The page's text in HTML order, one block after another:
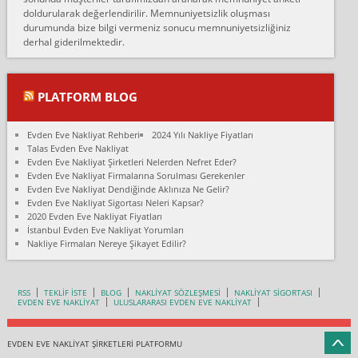
Fatih kokmese:
Diyarbakır dan eşyamı getirtmek için anlaştım sözleşme yaptım.
Son anda fiyat artırdılar.. mecburiyetten tasittim.. bu kişiler ağrılı
Ali:
olduk. Asansörlü dediler sonra uraya asansör kurulmaz dediler
fark istediler. ortada asa...
Nimet:
Ben 2021 Ağustos ilk haftası Evimi taşıdım yani İstanbul'un bir
Mahallesi'nden bir başka Mahallesi'ne yani Ümraniye bölgesinde
oturuyorum önceleri ara...
Nimet Köse:
Merhaba ben 2021 Ağustos ilk haftası evimi Ümraniye'den Çok
Hancıoğlu naklyatla taşındım...
Karabükden İzmir'e Karabük kardem naklyat la taşındım bir çok
esyam kaybolmuş.aradigimda çok ilgilenilmedi evi aramanı
doldurularak değerlendirilir. Memnuniyetsizlik oluşması
durumunda bize bilgi vermeniz sonucu memnuniyetsizliğiniz
derhal giderilmektedir.
PLATFORM BLOG
Evden Eve Nakliyat Rehberi
2024 Yılı Nakliye Fiyatları
Talas Evden Eve Nakliyat
Evden Eve Nakliyat Şirketleri Nelerden Nefret Eder?
Evden Eve Nakliyat Firmalarına Sorulması Gerekenler
Evden Eve Nakliyat Dendiğinde Aklınıza Ne Gelir?
Evden Eve Nakliyat Sigortası Neleri Kapsar?
2020 Evden Eve Nakliyat Fiyatları
İstanbul Evden Eve Nakliyat Yorumları
Nakliye Firmaları Nereye Şikayet Edilir?
RSS TEKLİF İSTE BLOG NAKLİYAT SÖZLEŞMESİ
NAKLİYAT SİGORTASI
EVDEN EVE NAKLİYAT
ULUSLARARASI EVDEN EVE NAKLİYAT
EVDEN EVE NAKLİYAT ŞİRKETLERİ PLATFORMU